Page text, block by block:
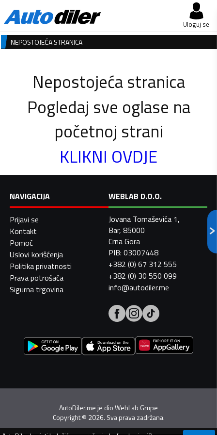
Uloguj se
NEPOSTOJEĆA STRANICA
Nepostojeća stranica
Pogledaj sve oglase na
početnoj strani
KLIKNI OVDJE
NAVIGACIJA
Prijavi se
Kontakt
Pomoć
Uslovi korišćenja
Politika privatnosti
Prava potrošača
Sigurna trgovina
WEBLAB D.O.O.
Jovana Tomaševića 1,
Bar, 85000
Crna Gora
PIB: 03007448
+382 (0) 67 312 555
+382 (0) 30 550 099
info@autodiler.me
AutoDiler.me je dioWebLab Grupe
Copyright© 2026. Sva prava zadržana.